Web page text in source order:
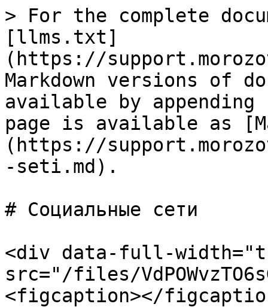
> For the complete
[llms.txt]
(https://
Markdown versions of
available by
page is available as
(https://
-seti.md).
# Социальные сети
<div data-full-
src="/files/
<figcaption></